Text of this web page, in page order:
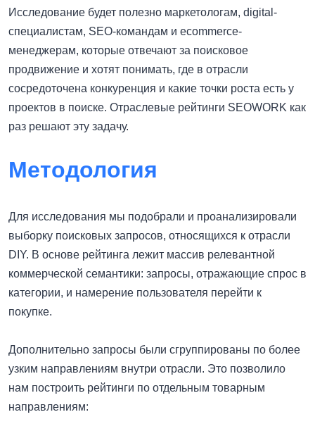
Исследование будет полезно маркетологам, digital-
специалистам, SEO-командам и ecommerce-
менеджерам, которые отвечают за поисковое
продвижение и хотят понимать, где в отрасли
сосредоточена конкуренция и какие точки роста есть у
проектов в поиске. Отраслевые рейтинги SEOWORK как
раз решают эту задачу.
Методология
Для исследования мы подобрали и проанализировали
выборку поисковых запросов, относящихся к отрасли
DIY. В основе рейтинга лежит массив релевантной
коммерческой семантики: запросы, отражающие спрос в
категории, и намерение пользователя перейти к
покупке.
Дополнительно запросы были сгруппированы по более
узким направлениям внутри отрасли. Это позволило
нам построить рейтинги по отдельным товарным
направлениям: